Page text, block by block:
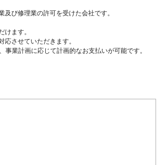
び修理業の許可を受けた会社です。
ます。
させていただきます。
業計画に応じて計画的なお支払いが可能です。